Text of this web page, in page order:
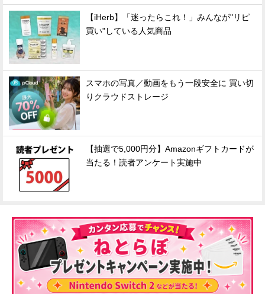
【iHerb】「迷ったらこれ！」みんなが"リピ
買い"している人気商品
スマホの写真／動画をもう一段安全に 買い切
りクラウドストレージ
【抽選で5,000円分】Amazonギフトカードが
当たる！読者アンケート実施中